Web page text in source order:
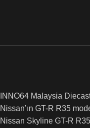
INNO64 Malaysia
Nissan’ın GT-R R35
Nissan Skyline GT-R